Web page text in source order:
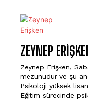
ZEYNEP
Zeynep Erişken,
mezunudur ve şu
Psikoloji yüksek
Eğitim sürecinde